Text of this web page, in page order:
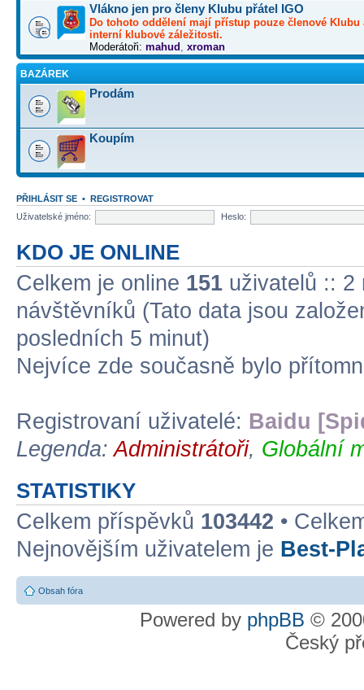
Vlákno jen pro členy Klubu přátel IGO
Do tohoto oddělení mají přístup pouze členové Klubu
interní klubové záležitosti.
Moderátoři: mahud xroman
BAZÁREK
Prodám
Koupím
PŘIHLÁSIT SE • REGISTROVAT
Uživatelské jméno:
Heslo:
KDO JE ONLINE
Celkem je online 151 uživatelů :: 2
návštěvníků (Tato data jsou
posledních 5 minut)
Nejvíce zde současně bylo
Registrovaní uživatelé: Baidu
Legenda:Administrátoři, Globální
STATISTIKY
Celkem příspěvků 103442 •
Nejnovějším uživatelem je Best-
Obsah fóra
Powered by phpBB ©
Český